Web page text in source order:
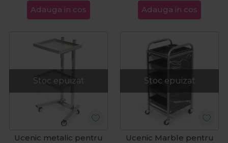
Adauga in cos Adauga in cos
Stoc epuizat
Ucenic metalic pentru
Stoc epuizat
Ucenic Marble pentru